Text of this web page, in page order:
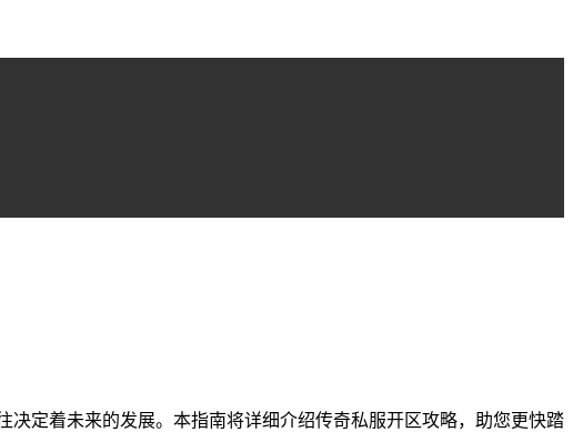
定着未来的发展。本指南将详细介绍传奇私服开区攻略，助您更快踏